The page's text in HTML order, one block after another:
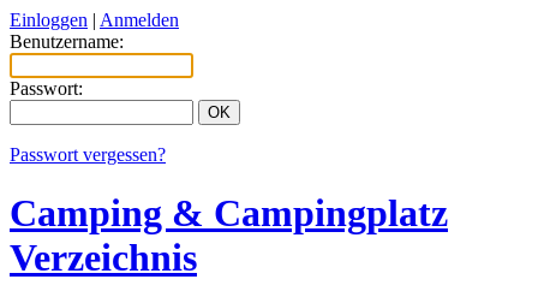
Einloggen | Anmelden
Benutzername:
Passwort:
Passwort vergessen?
Camping & Campingplatz
Verzeichnis